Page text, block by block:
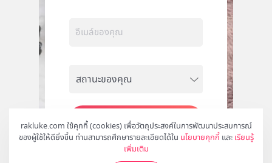
rakluke.com ใช้คุกกี้ (cookies) เพื่อวัตถุประสงค์ในการพัฒนาประสบการณ์
ของผู้ใช้ให้ดียิ่งขึ้น ท่านสามารถศึกษารายละเอียดได้ใน นโยบายคุกกี้ และ เรียนรู้
เพิ่มเติม
สมัคร